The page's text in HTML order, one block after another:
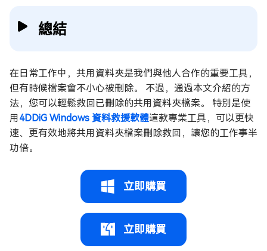
總結
在日常工作中，共用資料夾是我們與他人合作的重要工具，
但有時候檔案會不小心被刪除。 不過，通過本文介紹的方
法，您可以輕鬆救回已刪除的共用資料夾檔案。 特別是使
用4DDiG Windows 資料救援軟體這款專業工具，可以更快
速、更有效地將共用資料夾檔案刪除救回，讓您的工作事半
功倍。
立即購買
立即購買